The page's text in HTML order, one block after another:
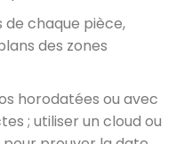
chaque pièce,
des zones
horodatées ou avec
; utiliser un cloud ou